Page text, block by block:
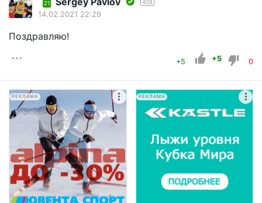
21 408
14.02.2021 22:29
Поздравляю!
+5 +5 0
РЕКЛАМА РЕКЛАМА